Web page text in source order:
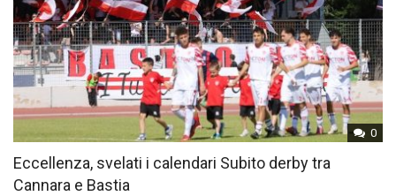
0
Eccellenza, svelati i calendari Subito derby tra
Cannara e Bastia